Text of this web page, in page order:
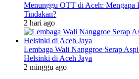
Menunggu OTT di Aceh:
Tindakan?
2 hari ago
Lembaga Wali Nanggroe Serap
Helsinki di Aceh Jaya
2 minggu ago